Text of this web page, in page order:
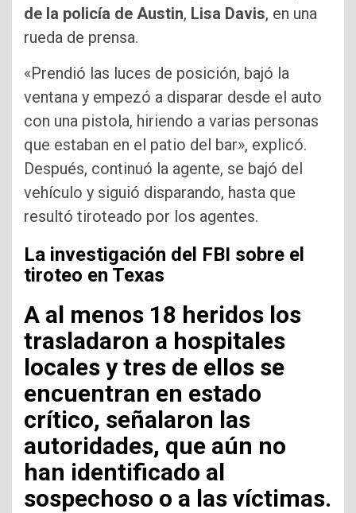
de la policía de Austin, Lisa Davis, en una
rueda de prensa.
«Prendió las luces de posición, bajó la
ventana y empezó a disparar desde el auto
con una pistola, hiriendo a varias personas
que estaban en el patio del bar», explicó.
Después, continuó la agente, se bajó del
vehículo y siguió disparando, hasta que
resultó tiroteado por los agentes.
La investigación del FBI sobre el
tiroteo en Texas
A al menos 18 heridos los
trasladaron a hospitales
locales y tres de ellos se
encuentran en estado
crítico, señalaron las
autoridades, que aún no
han identificado al
sospechoso o a las víctimas.